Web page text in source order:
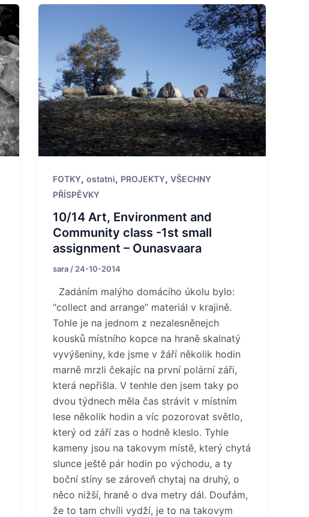
FOTKY,ostatni, PROJEKTY,VŠECHNY
PŘÍSPĚVKY
10/14 Art, Environment and
Community class -1st small
assignment – Ounasvaara
sara/24-10-2014
Zadáním malýho domácího úkolu bylo:
“collect and arrange” materiál v krajině.
Tohle je na jednom z nezalesněnejch
kousků místního kopce na hraně skalnatý
vyvýšeniny, kde jsme v žáří několik hodin
marně mrzli čekajíc na první polární záři,
která nepřišla. V tenhle den jsem taky po
dvou týdnech měla čas strávit v místním
lese několik hodin a víc pozorovat světlo,
který od září zas o hodně kleslo. Tyhle
kameny jsou na takovym místě, který chytá
slunce ještě pár hodin po východu, a ty
boční stíny se zároveň chytaj na druhý, o
něco nižší, hraně o dva metry dál. Doufám,
že to tam chvíli vydží, je to na takovym